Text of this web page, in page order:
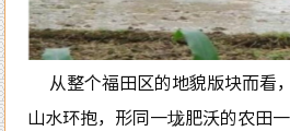
从整个福田区的地貌版块而看
山水环抱，形同一垅肥沃的农田